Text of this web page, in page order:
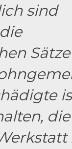
sind
die